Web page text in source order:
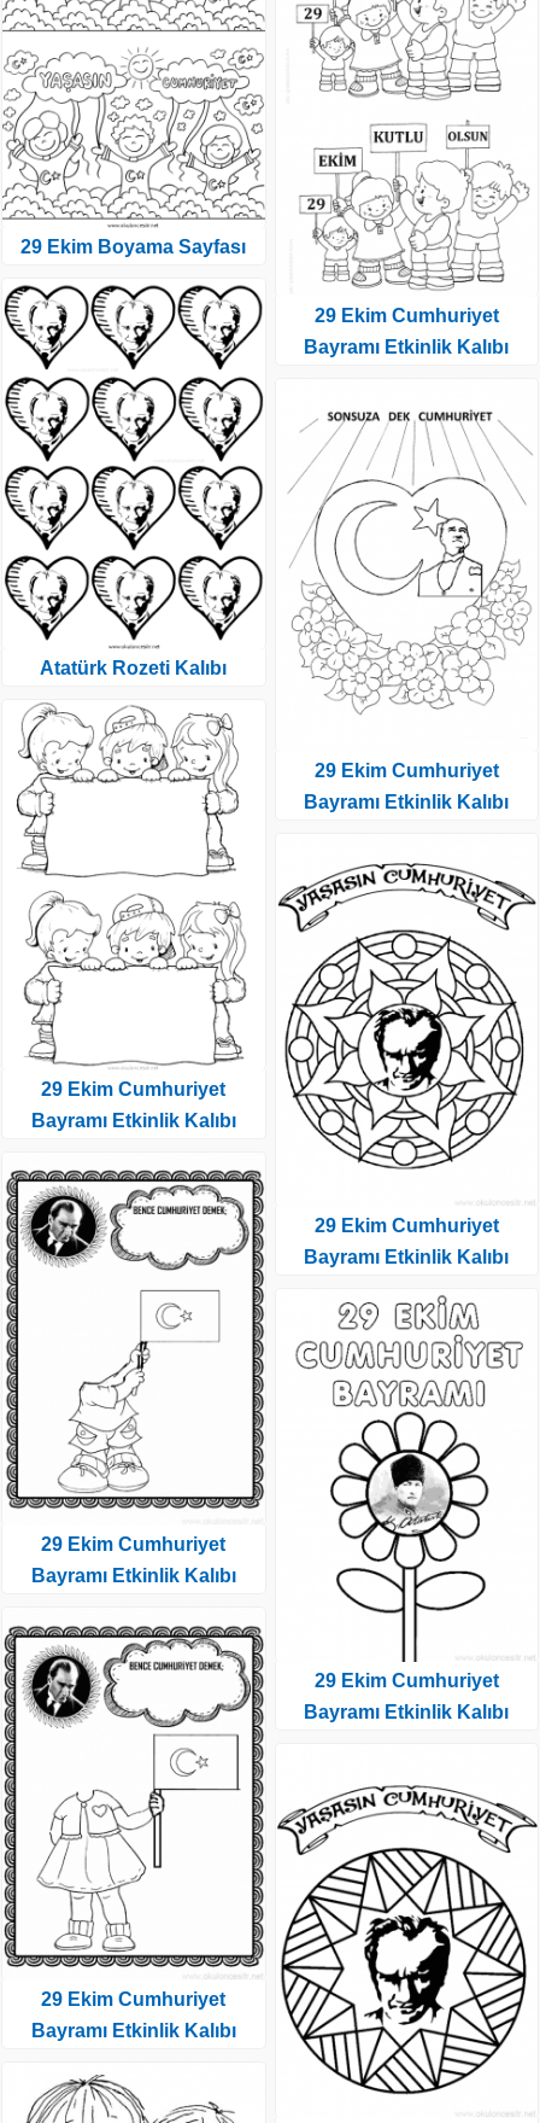
29 Ekim Boyama Sayfası
Atatürk Rozeti Kalıbı
29 Ekim Cumhuriyet
Bayramı Etkinlik Kalıbı
29 Ekim Cumhuriyet
Bayramı Etkinlik Kalıbı
29 Ekim Cumhuriyet
Bayramı Etkinlik Kalıbı
29 Ekim Cumhuriyet
Bayramı Etkinlik Kalıbı
29 Ekim Cumhuriyet
Bayramı Etkinlik Kalıbı
29 Ekim Cumhuriyet
Bayramı Etkinlik Kalıbı
29 Ekim Cumhuriyet
Bayramı Etkinlik Kalıbı